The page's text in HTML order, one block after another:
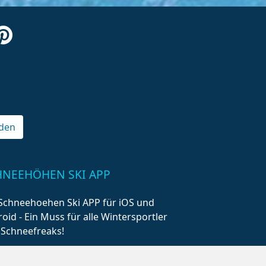
SKI APP
Ski APP für iOS und
- Ein Muss für alle Wintersportler